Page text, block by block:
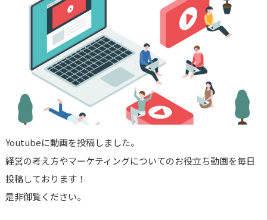
Youtubeに動画を投稿しました。
経営の考え方やマーケティングについてのお役立ち動画を毎日
投稿しております！
是非御覧ください。